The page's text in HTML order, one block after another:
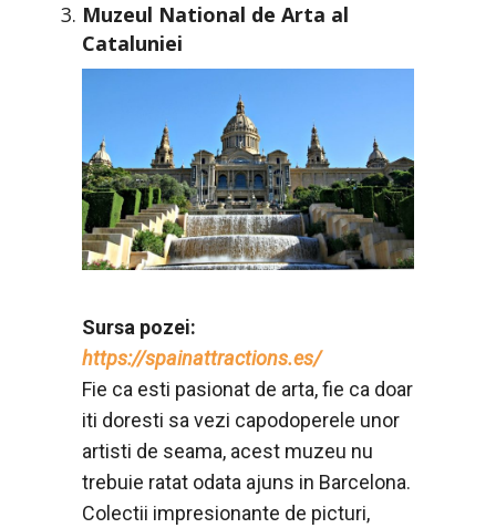
Muzeul National de Arta al
Cataluniei
Sursa pozei:
https://spainattractions.es/
Fie ca esti pasionat de arta, fie ca doar
iti doresti sa vezi capodoperele unor
artisti de seama, acest muzeu nu
trebuie ratat odata ajuns in Barcelona.
Colectii impresionante de picturi,